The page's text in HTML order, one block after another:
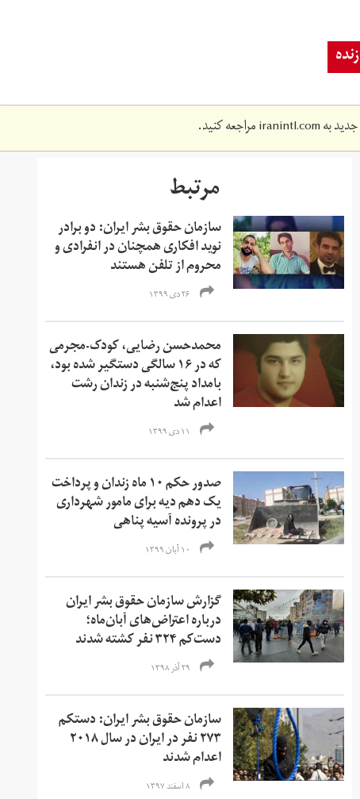
بهiranintl.comمراجعه کنید.
مرتبط
سازمان حقوق بشر ایران: دو برادر
نوید افکاری همچنان در انفرادی و
محروم از تلفن هستند
۲۶ دی ۱۳۹۹
محمدحسن رضایی، کودک-مجرمی
که در ۱۶ سالگی دستگیر شده بود،
بامداد پنج‌شنبه در زندان رشت
اعدام شد
۱۱ دی ۱۳۹۹
صدور حکم ۱۰ ماه زندان و پرداخت
یک دهم دیه برای مامور شهرداری
در پرونده آسیه پناهی
۱۰ آبان ۱۳۹۹
گزارش سازمان حقوق بشر ایران
درباره اعتراض‌های آبان‌ماه؛
دست‌کم ۳۲۴ نفر کشته شدند
۲۹ آذر ۱۳۹۸
سازمان حقوق بشر ایران: دستکم
۲۷۳ نفر در ایران در سال ۲۰۱۸
اعدام شدند
۸ اسفند ۱۳۹۷